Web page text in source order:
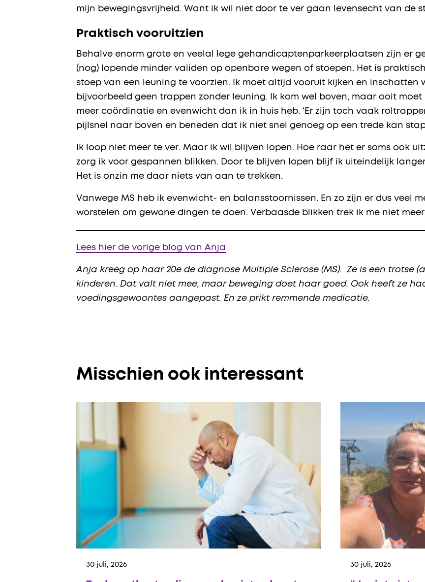
mijn bewegingsvrijheid. Want ik wil niet door te ver gaan levensecht van de
Praktisch vooruitzien
Behalve enorm grote en veelal lege gehandicaptenparkeerplaatsen zijn er
(nog) lopende minder validen op openbare wegen of stoepen. Het is
stoep van een leuning te voorzien. Ik moet altijd vooruit kijken en inschatten
bijvoorbeeld geen trappen zonder leuning. Ik kom wel boven, maar ooit
meer coördinatie en evenwicht dan ik in huis heb. ‘Er zijn toch vaak
pijlsnel naar boven en beneden dat ik niet snel genoeg op een trede kan
Ik loop niet meer te ver. Maar ik wil blijven lopen. Hoe raar het er soms ook
zorg ik voor gespannen blikken. Door te blijven lopen blijf ik uiteindelijk
Het is onzin me daar niets van aan te trekken.
Vanwege MS heb ik evenwicht- en balansstoornissen. En zo zijn er dus veel
worstelen om gewone dingen te doen. Verbaasde blikken trek ik me niet
Lees hier de vorige blog van Anja
Anja kreeg op haar 20e de diagnose Multiple Sclerose (MS). Ze is een trotse
kinderen. Dat valt niet mee, maar beweging doet haar goed. Ook heeft ze
voedingsgewoontes aangepast. En ze prikt remmende medicatie.
Misschien ook interessant
30 juli, 2026 30 juli, 2026